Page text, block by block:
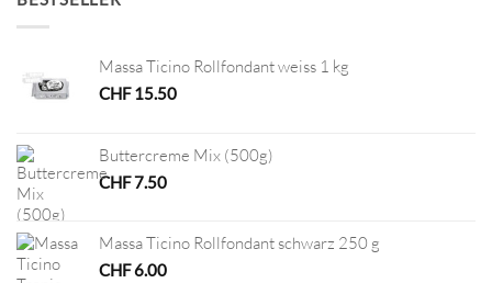
Massa Ticino Rollfondant weiss 1 kg
CHF15.50
Buttercreme Mix (500g)
CHF7.50
Massa Ticino Rollfondant schwarz 250 g
CHF6.00